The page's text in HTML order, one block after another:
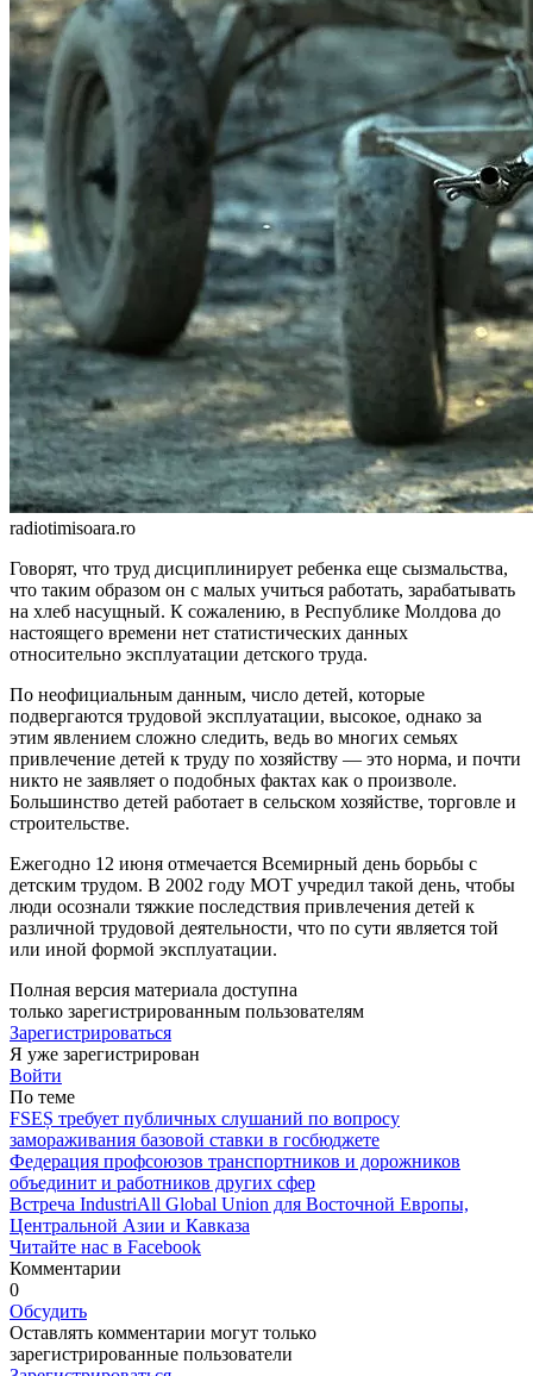
radiotimisoara.ro
Говорят, что труд дисциплини­рует ребенка еще сызмальства,
что таким образом он с малых учиться работать, зарабатывать
на хлеб насущный. К сожале­нию, в Республике Молдова до
настоящего времени нет статис­тических данных
относительно эксплуатации детского труда.
По неофициальным данным, число детей, которые
подвергают­ся трудовой эксплуатации, высокое, однако за
этим явлением слож­но следить, ведь во многих семьях
привлечение детей к труду по хо­зяйству — это норма, и почти
ник­то не заявляет о подобных фактах как о произволе.
Большинство де­тей работает в сельском хозяйстве, торговле и
строительстве.
Ежегодно 12 июня отмечается Всемирный день борьбы с
детским трудом. В 2002 году МОТ учредил такой день, чтобы
люди осозна­ли тяжкие последствия привлече­ния детей к
различной трудовой деятельности, что по сути являет­ся той
или иной формой эксплуа­тации.
Полная версия материала доступна
только зарегистрированным пользователям
Зарегистрироваться
Я уже зарегистрирован
Войти
По теме
FSEȘ требует публичных слушаний по вопросу
замораживания базовой ставки в госбюджете
Федерация профсоюзов транспортников и дорожников
объединит и работников других сфер
Встреча IndustriAll Global Union для Восточной Европы,
Центральной Азии и Кавказа
Читайте нас в Facebook
Комментарии
0
Обсудить
Оставлять комментарии могут только
зарегистрированные пользователи